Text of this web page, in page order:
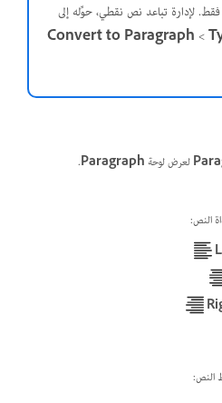
لإدارة تباعد نص نقطي، حوِّله إلى
‏>
Convert to Paragraph
لعرض لوحةParagraph
.
النص:
النص: